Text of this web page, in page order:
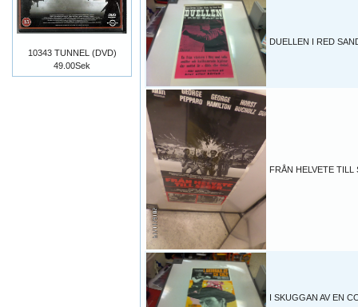
DUELLEN I RED
FRÅN HELVETE TILL
I SKUGGAN AV EN
10343 TUNNEL (DVD)
49.00Sek